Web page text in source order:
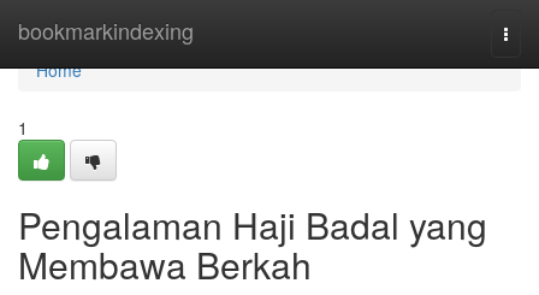
bookmarkindexing
Home
Home
1
Pengalaman Haji Badal yang
Membawa Berkah